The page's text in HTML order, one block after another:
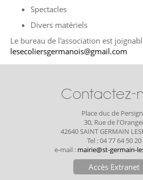
Spectacles
Divers matériels
Le bureau de l'association est
lesecoliersgermanois@gmail.com
Contactez-
Place duc de
30, Rue de
42640 SAINT GERMAIN
Tel : 04 77 64 50 20
e-mail : mairie@st-germain-
Accès Extranet